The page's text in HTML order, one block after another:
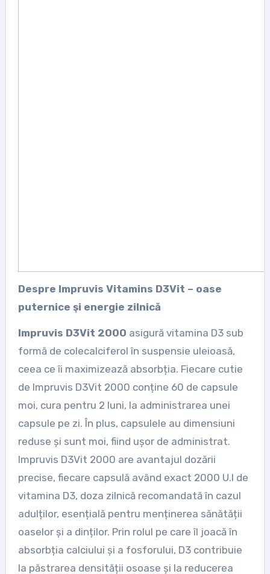
Despre Impruvis Vitamins D3Vit – oase
puternice şi energie zilnică
Impruvis D3Vit 2000 asigură vitamina D3 sub
formă de colecalciferol în suspensie uleioasă,
ceea ce îi maximizează absorbția. Fiecare cutie
de Impruvis D3Vit 2000 conține 60 de capsule
moi, cura pentru 2 luni, la administrarea unei
capsule pe zi. În plus, capsulele au dimensiuni
reduse și sunt moi, fiind ușor de administrat.
Impruvis D3Vit 2000 are avantajul dozării
precise, fiecare capsulă având exact 2000 U.I de
vitamina D3, doza zilnică recomandată în cazul
adulților, esențială pentru menținerea sănătății
oaselor și a dinților. Prin rolul pe care îl joacă în
absorbția calciului și a fosforului, D3 contribuie
la păstrarea densității osoase și la reducerea